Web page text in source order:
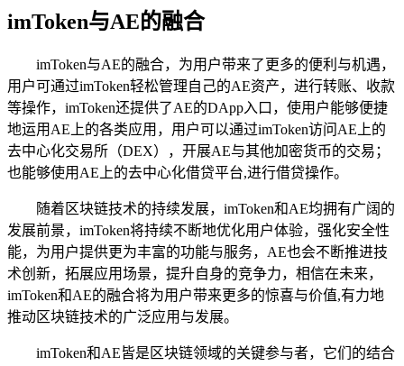
imToken与AE的融合
imToken与AE的融合，为用户带来了更多的便利与机遇，
用户可通过imToken轻松管理自己的AE资产，进行转账、收款
等操作，imToken还提供了AE的DApp入口，使用户能够便捷
地运用AE上的各类应用，用户可以通过imToken访问AE上的
去中心化交易所（DEX），开展AE与其他加密货币的交易；
也能够使用AE上的去中心化借贷平台,进行借贷操作。
随着区块链技术的持续发展，imToken和AE均拥有广阔的
发展前景，imToken将持续不断地优化用户体验，强化安全性
能，为用户提供更为丰富的功能与服务，AE也会不断推进技
术创新，拓展应用场景，提升自身的竞争力，相信在未来，
imToken和AE的融合将为用户带来更多的惊喜与价值,有力地
推动区块链技术的广泛应用与发展。
imToken和AE皆是区块链领域的关键参与者，它们的结合